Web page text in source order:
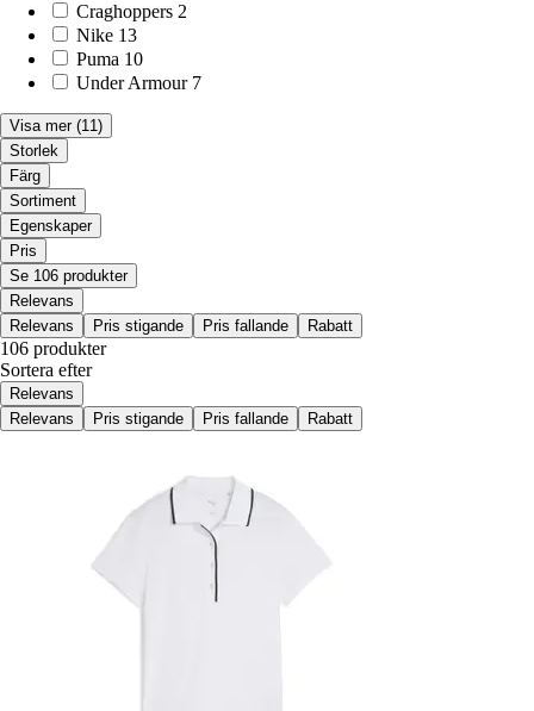
Craghoppers 2
Nike 13
Puma 10
Under Armour 7
Visa mer (11)
Storlek
Färg
Sortiment
Egenskaper
Pris
Se 106 produkter
Relevans
Relevans
Pris stigande Pris fallande Rabatt
106 produkter
Sortera efter
Relevans
Relevans
Pris stigande Pris fallande Rabatt